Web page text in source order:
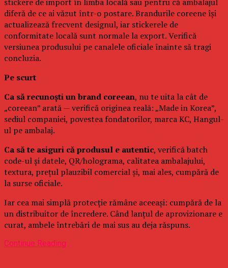
diferă de ce ai văzut într-o postare. Brandurile coreene își
actualizează frecvent designul, iar stickerele de
conformitate locală sunt normale la export. Verifică
versiunea produsului pe canalele oficiale înainte să tragi
concluzia.
Pe scurt
Ca să recunoști un brand coreean, nu te uita la cât de
„coreean” arată — verifică originea reală: „Made in Korea”,
sediul companiei, povestea fondatorilor, marca KC, Hangul-
ul pe ambalaj.
Ca să te asiguri că produsul e autentic, verifică batch
code-ul și datele, QR/holograma, calitatea ambalajului,
textura, prețul plauzibil comercial și, mai ales, cumpără de
la surse oficiale.
Iar cea mai simplă protecție rămâne aceeași: cumpără de la
un distribuitor de încredere. Când lanțul de aprovizionare e
curat, ambele întrebări de mai sus au deja răspuns.
Continue Reading